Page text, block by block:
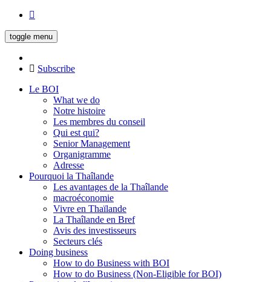
toggle menu
Subscribe
Le BOI
What we do
Notre histoire
Les membres du conseil
Qui est qui?
Senior Management
Organigramme
Adresse
Pourquoi la Thaîlande
Les avantages de la Thaîlande
macroéconomie
Vivre en Thaïlande
La Thaîlande en Bref
Avis des investisseurs
Secteurs clés
Doing business
How to do Business with BOI
How to do Business (Non-Eligible for BOI)